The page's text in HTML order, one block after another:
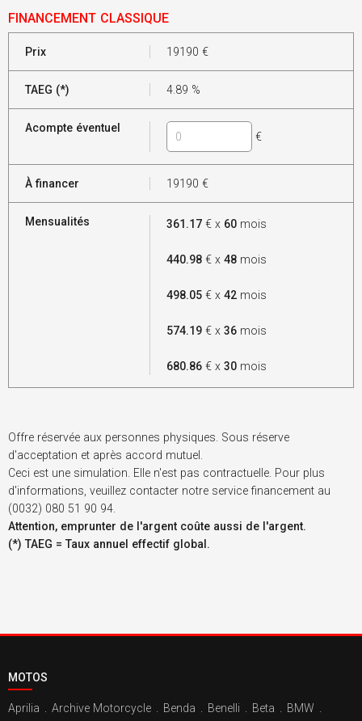
FINANCEMENT CLASSIQUE
Prix 19190 €
TAEG (*) 4.89 %
Acompte éventuel
€
À financer 19190 €
Mensualités 361.17 € x 60 mois
440.98 € x48 mois
498.05 € x42 mois
574.19 € x36 mois
680.86 € x30 mois
Offre réservée aux personnes physiques. Sous réserve
d'acceptation et après accord mutuel.
Ceci est une simulation. Elle n'est pas contractuelle. Pour plus
d'informations, veuillez contacter notre service financement au
(0032) 080 51 90 94.
Attention, emprunter de l'argent coûte aussi de l'argent.
(*) TAEG = Taux annuel effectif global.
MOTOS
Aprilia Archive Motorcycle Benda Benelli Beta BMW